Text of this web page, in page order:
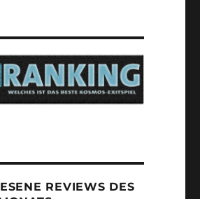
REVIEWS DES